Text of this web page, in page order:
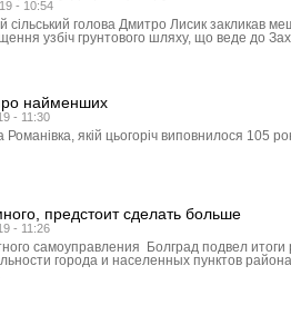
- 10:54
сільський голова Дмитро Лисик закликав
узбіч грунтового шляху, що веде до
найменших
- 11:30
Романівка, якій цьогоріч виповнилося 105
предстоит сделать больше
- 11:26
самоуправления Болград подвел
города и населенных пунктов